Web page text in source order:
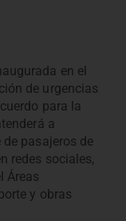
en el
de urgencias
para la
a
pasajeros de
redes sociales,
Áreas
y obras